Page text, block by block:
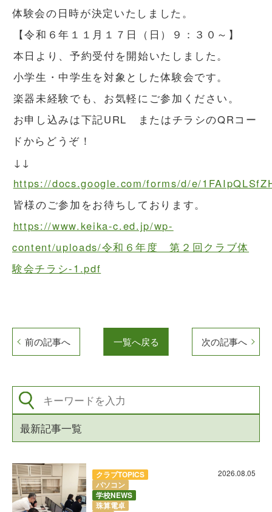
体験会の日時が決定いたしました。
【令和６年１１月１７日（日）９：３０～】
本日より、予約受付を開始いたしました。
小学生・中学生を対象とした体験会です。
楽器未経験でも、お気軽にご参加ください。
お申し込みは下記URL またはチラシのQRコー
ドからどうぞ！
↓↓
https://docs.google.com/forms/d/e/
皆様のご参加をお待ちしております。
https://www.keika-c.ed.jp/wp-
content/uploads/令和６年度 第２回クラブ体
験会チラシ-1.pdf
前の記事へ 一覧へ戻る 次の記事へ
最新記事一覧
クラブTOPICS
パソコン
学校NEWS
珠算電卓
2026.08.05